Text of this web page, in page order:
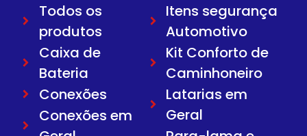
Todos os
produtos
Caixa de
Bateria
Conexões
Conexões em
Itens segurança
Automotivo
Kit Conforto de
Caminhoneiro
Latarias em
Geral